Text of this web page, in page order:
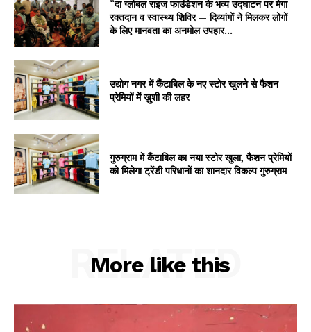
“दा ग्लोबल राइज फाउंडेशन के भव्य उद्घाटन पर मेगा
रक्तदान व स्वास्थ्य शिविर — दिव्यांगों ने मिलकर लोगों
के लिए मानवता का अनमोल उपहार...
उद्योग नगर में कैंटाबिल के नए स्टोर खुलने से फैशन
प्रेमियों में ख़ुशी की लहर
गुरुग्राम में कैंटाबिल का नया स्टोर खुला, फैशन प्रेमियों
को मिलेगा ट्रेंडी परिधानों का शानदार विकल्प गुरुग्राम
More like this
RELATED